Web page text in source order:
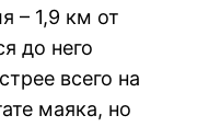
– 1,9 км от
до него
всего на
маяка, но